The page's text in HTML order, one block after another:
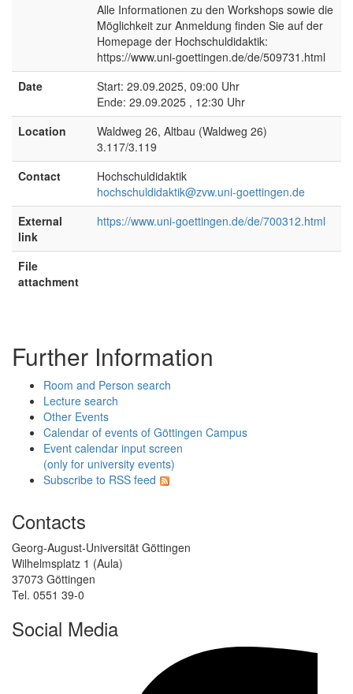
Alle Informationen zu den Workshops sowie die
Möglichkeit zur Anmeldung finden Sie auf der
Homepage der Hochschuldidaktik:
https://www.uni-goettingen.de/de/509731.html
Date
Start: 29.09.2025, 09:00 Uhr
Ende: 29.09.2025 , 12:30 Uhr
Location
Waldweg 26, Altbau (Waldweg 26)
3.117/3.119
Contact
Hochschuldidaktik
hochschuldidaktik@zvw.uni-goettingen.de
External
link
https://www.uni-goettingen.de/de/700312.html
File
attachment
Further Information
Room and Person search
Lecture search
Other Events
Calendar of events of Göttingen Campus
Event calendar input screen
(only for university events)
Subscribe to RSS feed
Contacts
Georg-August-Universität Göttingen
Wilhelmsplatz 1 (Aula)
37073 Göttingen
Tel. 0551 39-0
Social Media